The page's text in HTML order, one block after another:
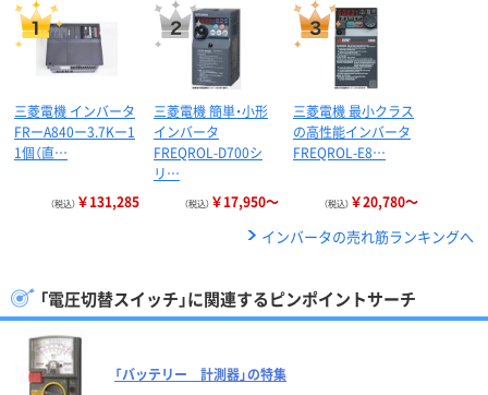
三菱電機 インバータ
FRーA840ー3.7Kー1
1個（直…
（税込） ￥131,285
三菱電機 簡単・小形
インバータ
FREQROL-D700シ
リ…
（税込） ￥17,950～
三菱電機 最小クラス
の高性能インバータ
FREQROL-E8…
（税込） ￥20,780～
インバータの売れ筋ランキングへ
「電圧切替スイッチ」に関連するピンポイントサーチ
「バッテリー 計測器」の特集